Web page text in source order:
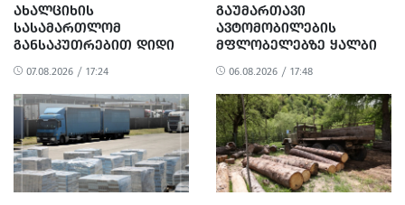
ᲐᲮᲐᲚᲪᲘᲮᲘᲡ
ᲡᲐᲡᲐᲛᲐᲠᲗᲚᲝᲛ
ᲒᲐᲜᲡᲐᲙᲣᲗᲠᲔᲑᲘᲗ ᲓᲘᲓᲘ
ᲝᲓᲔᲜᲝᲑᲘᲗ
ᲒᲐᲓᲐᲡᲐᲮᲐᲓᲔᲑᲘᲡ ᲗᲐᲕᲘᲡ
ᲐᲠᲘᲓᲔᲑᲘᲡ, ᲓᲘᲓᲘ
ᲝᲓᲔᲜᲝᲑᲘᲗ
ᲗᲐᲦᲚᲘᲗᲝᲑᲘᲡ
ᲛᲪᲓᲔᲚᲝᲑᲘᲡ ᲓᲐ
ᲛᲝᲢᲧᲣᲔᲑᲘᲗ ᲥᲝᲜᲔᲑᲠᲘᲕᲘ
ᲓᲐᲖᲘᲐᲜᲔᲑᲘᲡ ᲤᲐᲥᲢᲔᲑᲖᲔ 1
07.08.2026 / 17:24
ᲒᲐᲣᲛᲐᲠᲗᲐᲕᲘ
ᲐᲕᲢᲝᲛᲝᲑᲘᲚᲔᲑᲘᲡ
ᲛᲤᲚᲝᲑᲔᲚᲔᲑᲖᲔ ᲧᲐᲚᲑᲘ
ᲪᲜᲝᲑᲔᲑᲘᲡ ᲒᲐᲪᲔᲛᲘᲡᲗᲕᲘᲡ
3 ᲞᲘᲠᲘ ᲓᲐᲐᲙᲐᲕᲔᲡ
06.08.2026 / 17:48